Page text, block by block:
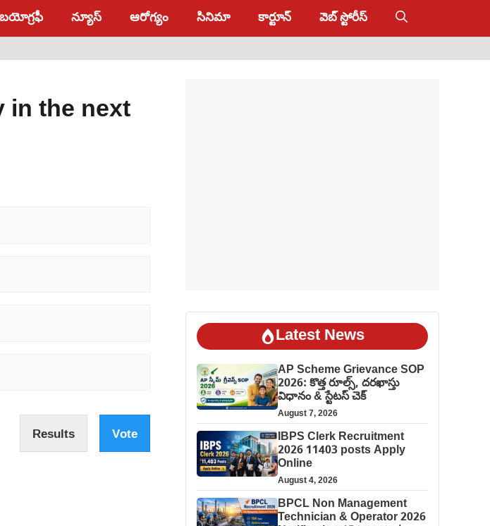
బయోగ్రఫీ న్యూస్ ఆరోగ్యం సినిమా కార్టూన్ వెబ్ స్టోరీస్
in the next
Results Vote
Latest News
AP Scheme Grievance SOP
2026: కొత్త రూల్స్, దరఖాస్తు
విధానం & స్టేటస్ చెక్
August 7, 2026
IBPS Clerk Recruitment
2026 11403 posts Apply
Online
August 4, 2026
BPCL Non Management
Technician & Operator 2026